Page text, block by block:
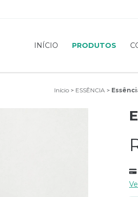
INÍCIO PRODUTOS
Início > ESSÊNCIA >